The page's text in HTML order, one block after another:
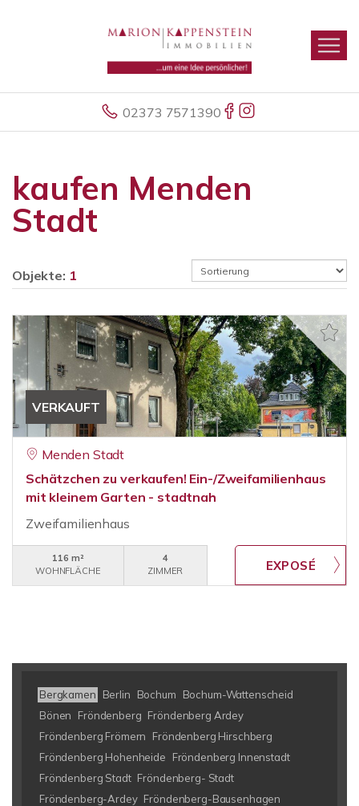
02373 7571390
kaufen Menden
Stadt
Objekte: 1
VERKAUFT
Menden Stadt
Schätzchen zu verkaufen! Ein-/Zweifamilienhaus
mit kleinem Garten - stadtnah
Zweifamilienhaus
116 m²
WOHNFLÄCHE
4
ZIMMER
Bergkamen Berlin Bochum
Bochum-Wattenscheid
Bönen
Fröndenberg Fröndenberg Ardey
Fröndenberg Frömern
Fröndenberg Hirschberg
Fröndenberg Hohenheide
Fröndenberg Innenstadt
Fröndenberg Stadt Fröndenberg- Stadt
Fröndenberg-Ardey Fröndenberg-Bausenhagen